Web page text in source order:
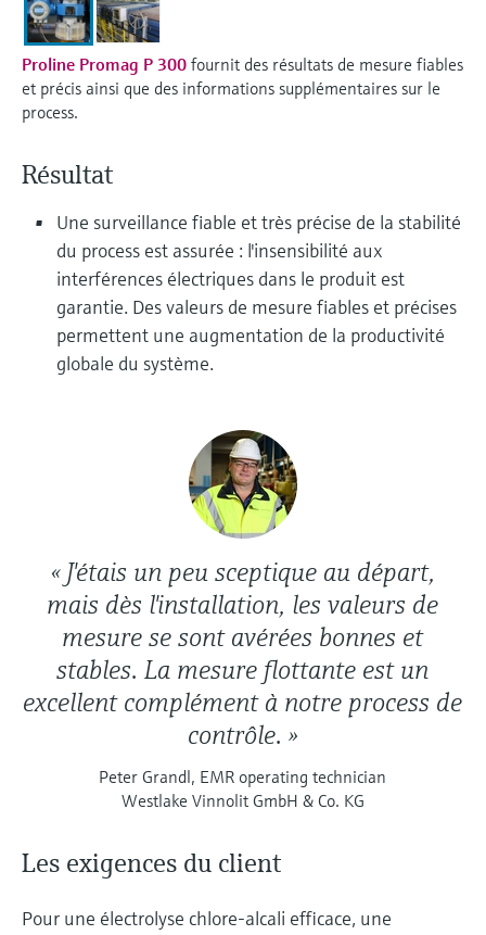
l'application
Device Viewer
Trouver des informations et de la
documentation spécifiques à un produit
Recherche de pièces détachées
tapant la racine/le code du produit et
accédez aux données spécifiques, vues
éclatées et notices de montage des appareils
pour un remplacement/réparation rapide.
Mesure du niveau par barrière à
micro-ondes
Mesure du niveau par la pression
Voir tous
Analyseurs de dureté, fer, etc.
Photomètres de process
Mesure par transmission de micro-
ondes
Technologie Memosens
Voir tous
décisionnels
Proline Promag P 300 fournit des résultats de mesure fiables
et précis ainsi que des informations supplémentaires sur le
process.
Résultat
Une surveillance fiable et très précise de la stabilité
du process est assurée : l'insensibilité aux
interférences électriques dans le produit est
garantie. Des valeurs de mesure fiables et précises
permettent une augmentation de la productivité
globale du système.
« J'étais un peu sceptique au départ,
mais dès l'installation, les valeurs de
mesure se sont avérées bonnes et
stables. La mesure flottante est un
excellent complément à notre process de
contrôle. »
Peter Grandl, EMR operating technician
Westlake Vinnolit GmbH & Co. KG
Les exigences du client
Pour une électrolyse chlore-alcali efficace, une